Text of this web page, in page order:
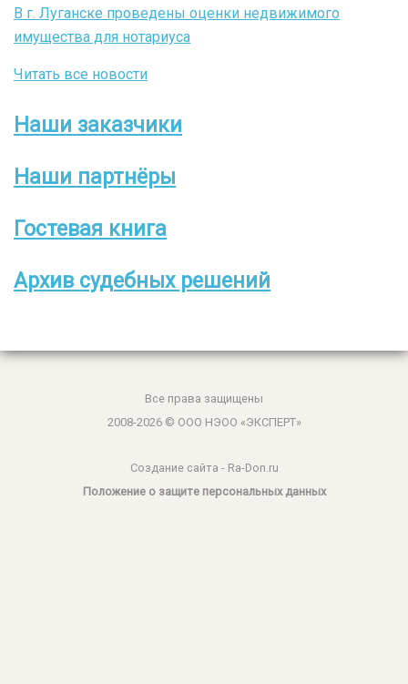
В г. Луганске проведены оценки недвижимого
имущества для нотариуса
Читать все новости
Боковое
меню
Наши заказчики
Наши партнёры
Гостевая книга
Архив судебных решений
Все права защищены
2008-2026 © ООО НЭОО «ЭКСПЕРТ»
Создание сайта - Ra-Don.ru
Положение о защите персональных данных